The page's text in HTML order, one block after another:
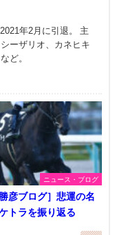
年2月に引退。 主
ーザリオ、カネヒキ
ど。
ニュース・ブログ
勝彦ブログ］悲運の名
トラを振り返る